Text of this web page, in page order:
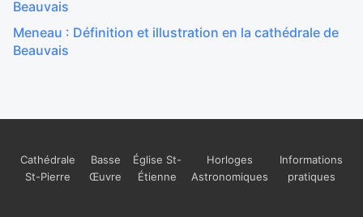
Beauvais
Meneau : Définition et illustration en la cathédrale de
Beauvais
Cathédrale
St-Pierre
Basse
Œuvre
Église St-
Étienne
Horloges
Astronomiques
Informations
pratiques